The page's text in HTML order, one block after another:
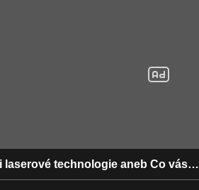
laserové technologie aneb Co vás…